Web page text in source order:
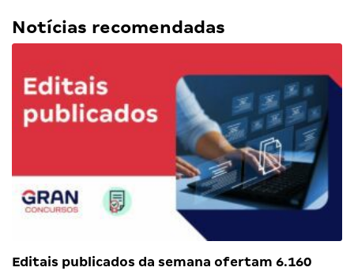
Notícias recomendadas
Editais publicados da semana ofertam 6.160